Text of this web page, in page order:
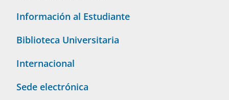
Información al Estudiante
Biblioteca Universitaria
Internacional
Sede electrónica